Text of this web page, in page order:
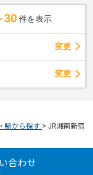
30 件を表示
変更
変更
駅から探す > JR湘南新宿
合わせ